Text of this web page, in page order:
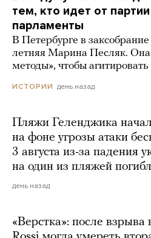
тем, кто идет от
парламенты
В Петербурге в
летняя Марина Песляк.
методы», чтобы
ИСТОРИИ день назад
Пляжи Геленджика
на фоне угрозы атаки
3 августа из-за падения
на один из пляжей
день назад
«Верстка»: после взрыва